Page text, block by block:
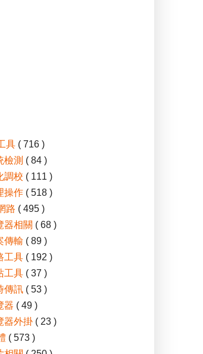
具 ( 716 )
檢測 ( 84 )
調校 ( 111 )
操作 ( 518 )
路 ( 495 )
器相關 ( 68 )
傳輸 ( 89 )
工具 ( 192 )
工具 ( 37 )
傳訊 ( 53 )
器 ( 49 )
器外掛 ( 23 )
( 573 )